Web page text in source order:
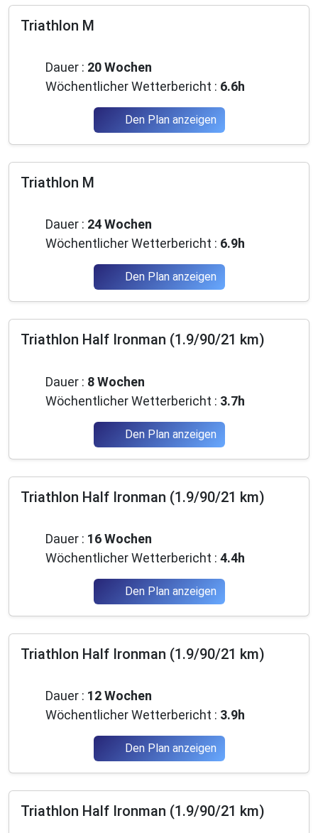
Triathlon M
Dauer : 20 Wochen
Wöchentlicher Wetterbericht : 6.6h
Den Plan anzeigen
Triathlon M
Dauer : 24 Wochen
Wöchentlicher Wetterbericht : 6.9h
Den Plan anzeigen
Triathlon Half Ironman (1.9/90/21 km)
Dauer : 8 Wochen
Wöchentlicher Wetterbericht : 3.7h
Den Plan anzeigen
Triathlon Half Ironman (1.9/90/21 km)
Dauer : 16 Wochen
Wöchentlicher Wetterbericht : 4.4h
Den Plan anzeigen
Triathlon Half Ironman (1.9/90/21 km)
Dauer : 12 Wochen
Wöchentlicher Wetterbericht : 3.9h
Den Plan anzeigen
Triathlon Half Ironman (1.9/90/21 km)